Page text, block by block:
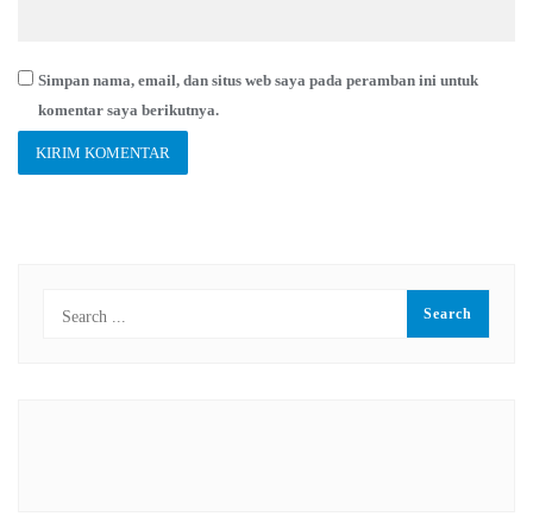
Simpan nama, email, dan situs web saya pada peramban ini untuk
komentar saya berikutnya.